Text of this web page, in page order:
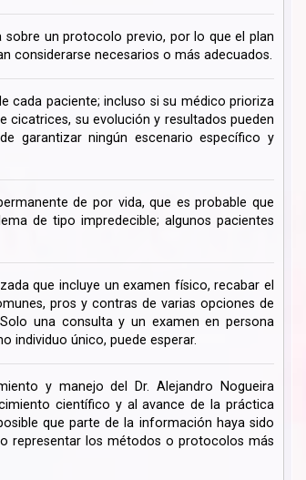
un protocolo previo, por lo que el plan
considerarse necesarios o más adecuados.
cada paciente; incluso si su médico prioriza
cicatrices, su evolución y resultados pueden
garantizar ningún escenario específico y
de por vida, que es probable que
de tipo impredecible; algunos pacientes
que incluye un examen físico, recabar el
pros y contras de varias opciones de
una consulta y un examen en persona
individuo único, puede esperar.
y manejo del Dr. Alejandro Nogueira
científico y al avance de la práctica
que parte de la información haya sido
representar los métodos o protocolos más